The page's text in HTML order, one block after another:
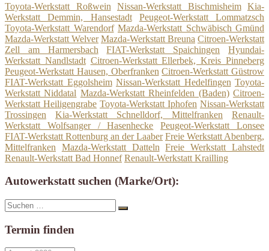
Toyota-Werkstatt Roßwein Nissan-Werkstatt Bischmisheim
Kia-
Werkstatt Demmin, Hansestadt
Peugeot-Werkstatt Lommatzsch
Toyota-Werkstatt Warendorf Mazda-Werkstatt Schwäbisch Gmünd
Mazda-Werkstatt Welver Mazda-Werkstatt Breuna Citroen-Werkstatt
Zell am Harmersbach
FIAT-Werkstatt Spaichingen
Hyundai-
Werkstatt Nandlstadt Citroen-Werkstatt Ellerbek, Kreis Pinneberg
Peugeot-Werkstatt Hausen, Oberfranken Citroen-Werkstatt Güstrow
FIAT-Werkstatt Eggolsheim Nissan-Werkstatt Hedelfingen Toyota-
Werkstatt Niddatal Mazda-Werkstatt Rheinfelden (Baden) Citroen-
Werkstatt Heiligengrabe Toyota-Werkstatt Iphofen Nissan-Werkstatt
Trossingen
Kia-Werkstatt Schnelldorf, Mittelfranken
Renault-
Werkstatt Wolfsanger / Hasenhecke
Peugeot-Werkstatt Lonsee
FIAT-Werkstatt Rottenburg an der Laaber Freie Werkstatt Abenberg,
Mittelfranken
Mazda-Werkstatt Datteln
Freie Werkstatt Lahstedt
Renault-Werkstatt Bad Honnef Renault-Werkstatt Krailling
Autowerkstatt suchen (Marke/Ort):
Suche
nach:
Suchen
Termin finden